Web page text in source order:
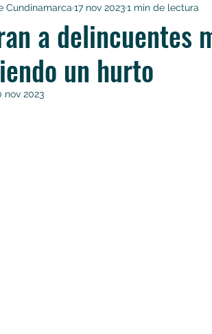
Categoría sin título
a delincuentes
un hurto
Cundinamarca 17 nov 20231 min de lectura
nov 2023